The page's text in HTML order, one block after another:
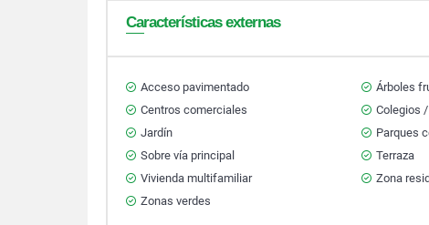
Características externas
Acceso pavimentado Árboles
Centros comerciales
Colegios
Jardín
Parques
Sobre vía principal
Terraza
Vivienda multifamiliar
Zona
Zonas verdes